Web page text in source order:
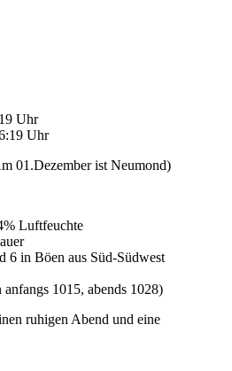
Uhr
Uhr
01.Dezember ist Neumond)
Luftfeuchte
6 in Böen aus Süd-Südwest
1015, abends 1028)
ruhigen Abend und eine